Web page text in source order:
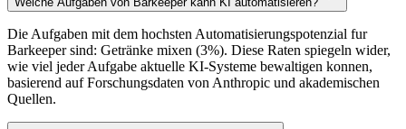
Die Aufgaben mit dem hochsten Automatisierungspotenzial fur
Barkeeper sind: Getränke mixen (3%). Diese Raten spiegeln wider,
wie viel jeder Aufgabe aktuelle KI-Systeme bewaltigen konnen,
basierend auf Forschungsdaten von Anthropic und akademischen
Quellen.